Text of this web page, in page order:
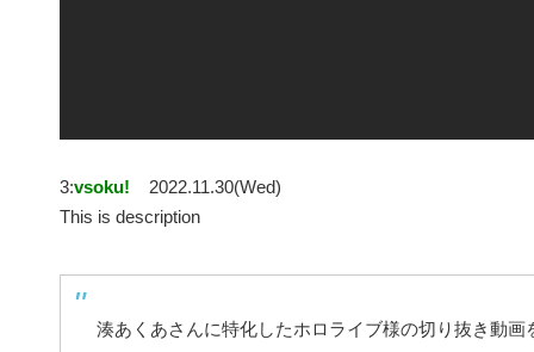
3:vsoku!
2022.11.30(Wed)
This is description
湊あくあさんに特化したホロライブ様の切り抜き動画